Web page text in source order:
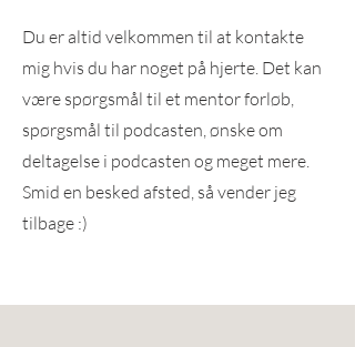
Du er altid velkommen til at kontakte
mig hvis du har noget på hjerte. Det kan
være spørgsmål til et mentor forløb,
spørgsmål til podcasten, ønske om
deltagelse i podcasten og meget mere.
Smid en besked afsted, så vender jeg
tilbage :)